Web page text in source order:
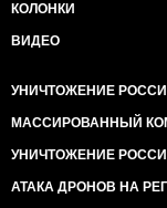
КОЛОНКИ
ВИДЕО
УНИЧТОЖЕНИЕ
МАССИРОВАННЫЙ
УНИЧТОЖЕНИЕ
АТАКА ДРОНОВ НА